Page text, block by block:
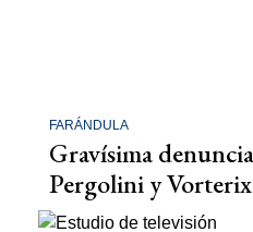
FARÁNDULA
Gravísima
Pergolini y